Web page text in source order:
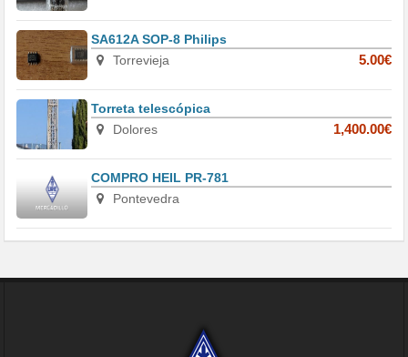
SA612A SOP-8 Philips
Torrevieja
5.00€
Torreta telescópica
Dolores
1,400.00€
COMPRO HEIL PR-781
Pontevedra